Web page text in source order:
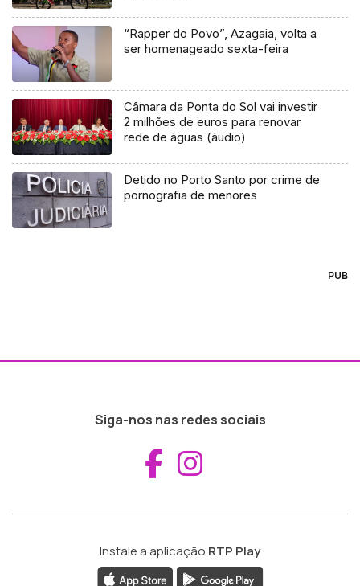
“Rapper do Povo”, Azagaia, volta a
ser homenageado sexta-feira
Câmara da Ponta do Sol vai investir
2 milhões de euros para renovar
rede de águas (áudio)
Detido no Porto Santo por crime de
pornografia de menores
PUB
Siga-nos nas redes sociais
Aceder ao
Instale a aplicação RTP Play